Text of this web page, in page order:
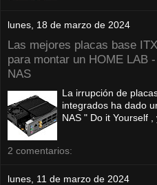
lunes, 18 de marzo de 2024
Las mejores placas base ITX
para montar un HOME LAB -
NAS
La irrupción de
integrados ha dado
NAS " Do it Yourself
2 comentarios:
lunes, 11 de marzo de 2024